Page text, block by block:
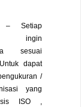
Setiap
ingin
sesuai
dapat
/
yang
ISO ,